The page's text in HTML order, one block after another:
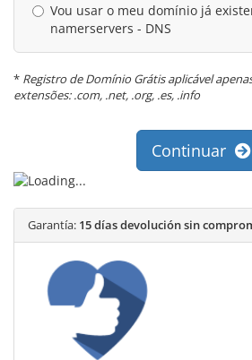
Vou usar o meu domínio já
namerservers - DNS
* Registro de Domínio Grátis aplicável
extensões: .com, .net, .org, .es, .info
Continuar
Garantía: 15 días devolución sin